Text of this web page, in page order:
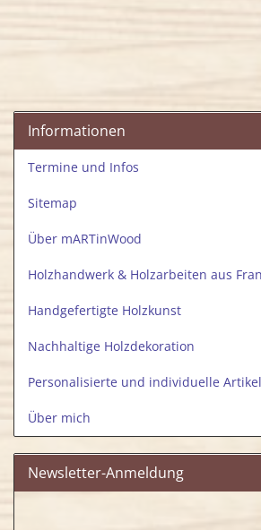
Informationen
Termine und Infos
Sitemap
Über mARTinWood
Holzhandwerk & Holzarbeiten aus
Handgefertigte Holzkunst
Nachhaltige Holzdekoration
Personalisierte und individuelle Artikel
Über mich
Newsletter-Anmeldung